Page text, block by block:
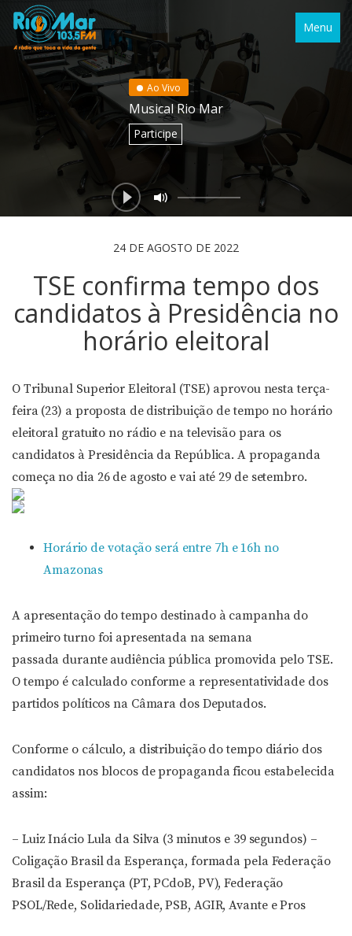
Menu
Ao Vivo
Musical Rio Mar
Participe
24 DE AGOSTO DE 2022
TSE confirma tempo dos
candidatos à Presidência no
horário eleitoral
O Tribunal Superior Eleitoral (TSE) aprovou nesta terça-
feira (23) a proposta de distribuição de tempo no horário
eleitoral gratuito no rádio e na televisão para os
candidatos à Presidência da República. A propaganda
começa no dia 26 de agosto e vai até 29 de setembro.
Horário de votação será entre 7h e 16h no
Amazonas
A apresentação do tempo destinado à campanha do
primeiro turno foi apresentada na semana
passada durante audiência pública promovida pelo TSE.
O tempo é calculado conforme a representatividade dos
partidos políticos na Câmara dos Deputados.
Conforme o cálculo, a distribuição do tempo diário dos
candidatos nos blocos de propaganda ficou estabelecida
assim:
– Luiz Inácio Lula da Silva (3 minutos e 39 segundos) –
Coligação Brasil da Esperança, formada pela Federação
Brasil da Esperança (PT, PCdoB, PV), Federação
PSOL/Rede, Solidariedade, PSB, AGIR, Avante e Pros